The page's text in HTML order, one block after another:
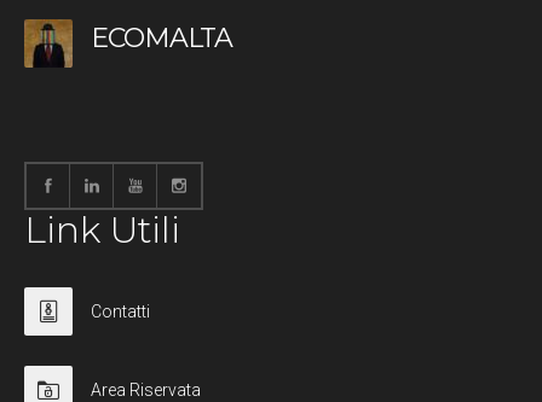
ECOMALTA
Link Utili
Contatti
Area Riservata